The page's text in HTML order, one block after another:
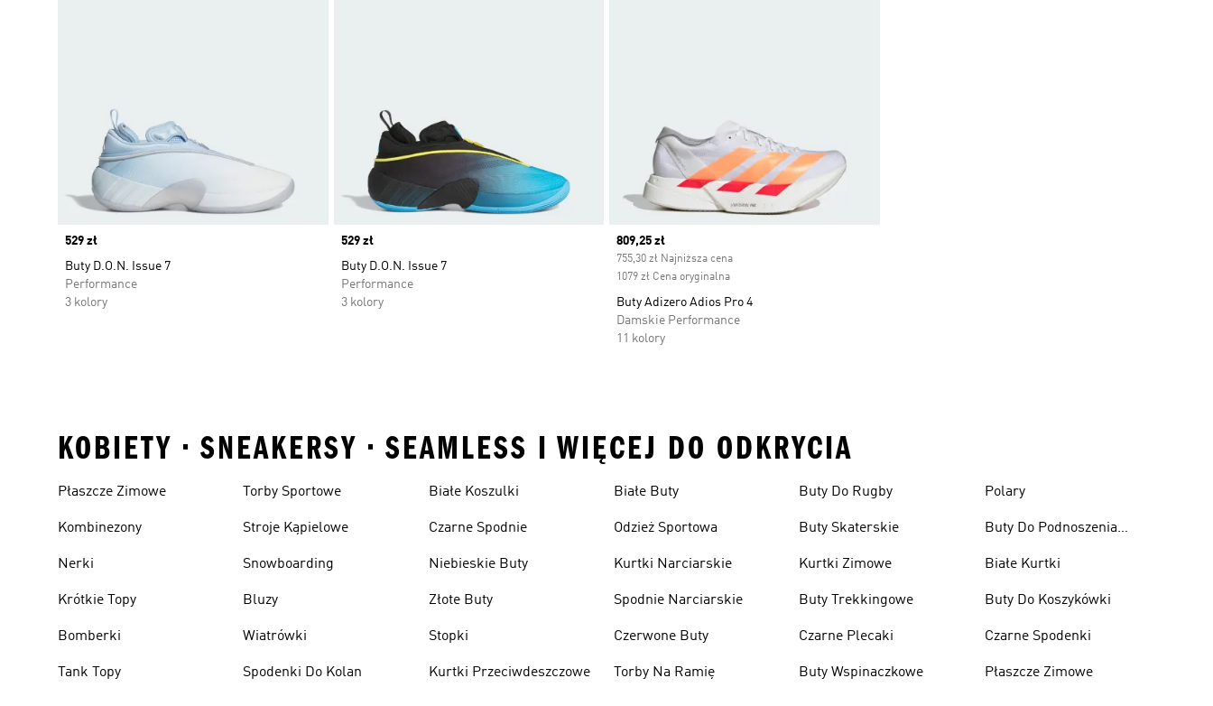
Price
529 zł
Buty D.O.N. Issue 7
Performance
3 kolory
Price
529 zł
Buty D.O.N. Issue 7
Performance
3 kolory
Current price
809,25 zł
755,30 zł Najniższa cena
1079 zł Cena oryginalna
Buty Adizero Adios Pro 4
Damskie Performance
11 kolory
KOBIETY • SNEAKERSY • SEAMLESS I WIĘCEJ DO ODKRYCIA
Płaszcze Zimowe
Kombinezony
Nerki
Krótkie Topy
Bomberki
Tank Topy
Torby Sportowe
Stroje Kąpielowe
Snowboarding
Bluzy
Wiatrówki
Spodenki Do Kolan
Białe Koszulki
Czarne Spodnie
Niebieskie Buty
Złote Buty
Stopki
Kurtki Przeciwdeszczowe
Białe Buty
Odzież Sportowa
Kurtki Narciarskie
Spodnie Narciarskie
Czerwone Buty
Torby Na Ramię
Buty Do Rugby
Buty Skaterskie
Kurtki Zimowe
Buty Trekkingowe
Czarne Plecaki
Buty Wspinaczkowe
Polary
Buty Do Podnoszenia
Białe Kurtki
Buty Do Koszykówki
Czarne Spodenki
Płaszcze Zimowe